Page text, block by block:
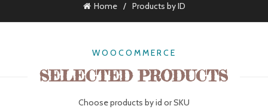
Home Products by ID
WOOCOMMERCE
SELECTED PRODUCTS
Choose products by id or SKU